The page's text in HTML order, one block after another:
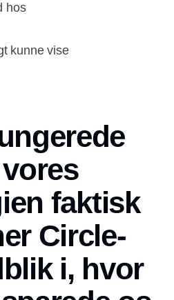
hos
kunne vise
faktisk
Circle-
i, hvor